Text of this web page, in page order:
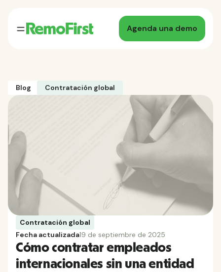
Agenda una demo
Blog Contratación global
Contratación global
Fecha actualizada19 de septiembre de 2025
Cómo contratar empleados
internacionales sin una entidad